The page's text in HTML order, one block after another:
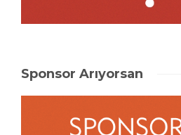
Sponsor Arıyorsan